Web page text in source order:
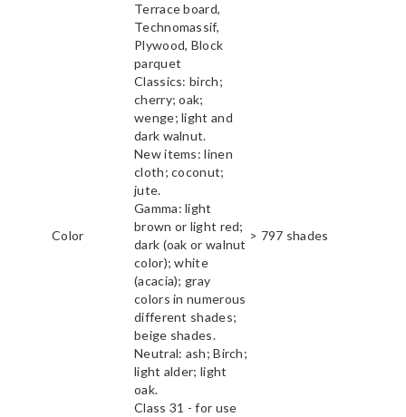
Terrace board,
Technomassif,
Plywood, Block
parquet
Color
Classics: birch;
cherry; oak;
wenge; light and
dark walnut.
New items: linen
cloth; coconut;
jute.
Gamma: light
brown or light red;
dark (oak or walnut
color); white
(acacia); gray
colors in numerous
different shades;
beige shades.
Neutral: ash; Birch;
light alder; light
oak.
> 797 shades
Class 31 - for use